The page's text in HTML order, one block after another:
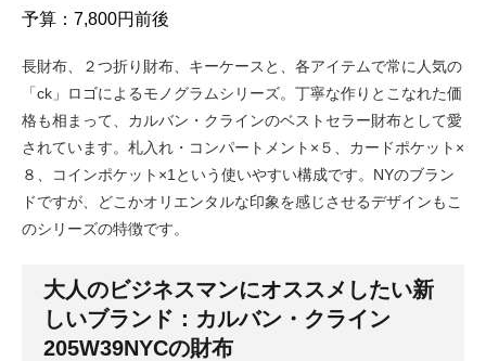
予算：7,800円前後
長財布、２つ折り財布、キーケースと、各アイテムで常に人気の
「ck」ロゴによるモノグラムシリーズ。丁寧な作りとこなれた価
格も相まって、カルバン・クラインのベストセラー財布として愛
されています。札入れ・コンパートメント×５、カードポケット×
８、コインポケット×1という使いやすい構成です。NYのブラン
ドですが、どこかオリエンタルな印象を感じさせるデザインもこ
のシリーズの特徴です。
大人のビジネスマンにオススメしたい新
しいブランド：カルバン・クライン
205W39NYCの財布